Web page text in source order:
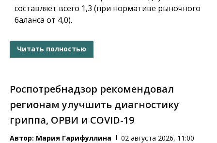
составляет всего 1,3 (при нормативе рыночного
баланса от 4,0).
Читать полностью
Роспотребнадзор рекомендовал
регионам улучшить диагностику
гриппа, ОРВИ и COVID-19
Автор: Мария Гарифуллина 02 августа 2026, 11:00